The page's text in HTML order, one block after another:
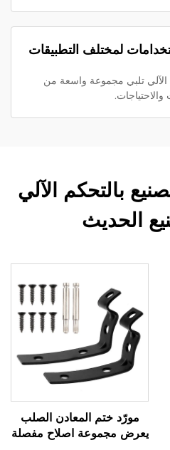
تلبي مجموعة واسعة من
والاحتياجات.
بالتحكم الآلي
الحديث
مورّد ختم المعادن الصلب
يعرض مجموعة اصلاح مفصلة